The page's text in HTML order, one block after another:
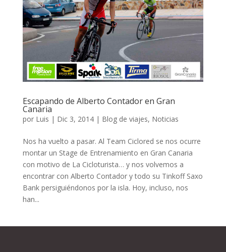
Escapando de Alberto Contador en Gran
Canaria
por Luis | Dic 3, 2014| Blog de viajes, Noticias
Nos ha vuelto a pasar. Al Team Ciclored se nos ocurre
montar un Stage de Entrenamiento en Gran Canaria
con motivo de La Cicloturista… y nos volvemos a
encontrar con Alberto Contador y todo su Tinkoff Saxo
Bank persiguiéndonos por la isla. Hoy, incluso, nos
han...